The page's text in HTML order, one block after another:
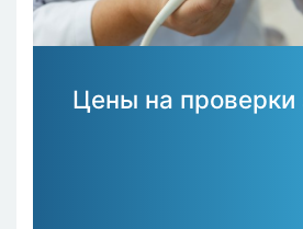
Цены на проверки